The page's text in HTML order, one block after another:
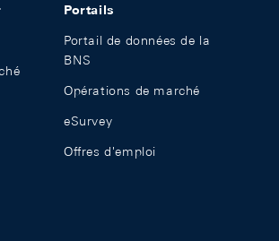
Portails
Portail de données de la
BNS
Opérations de marché
eSurvey
Offres d'emploi